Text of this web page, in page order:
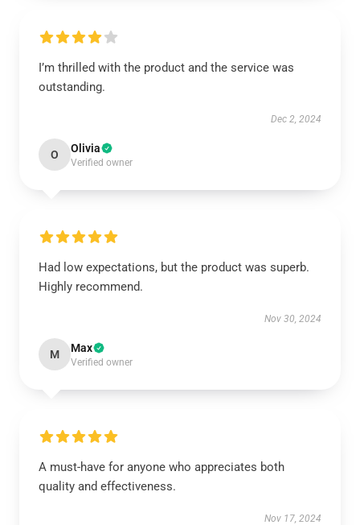
I’m thrilled with the product and the service was
outstanding.
Dec 2, 2024
O Olivia
Verified owner
Had low expectations, but the product was superb.
Highly recommend.
Nov 30, 2024
M Max
Verified owner
A must-have for anyone who appreciates both
quality and effectiveness.
Nov 17, 2024